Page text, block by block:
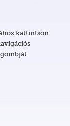
kattintson